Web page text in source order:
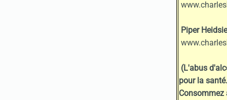
Piper
(L'abus
pour la santé.
Consommez